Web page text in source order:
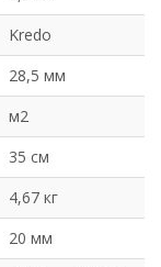
Kredo
28,5 мм
м2
35 см
4,67 кг
20 мм